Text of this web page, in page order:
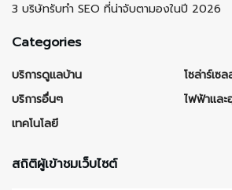
3 บริษัทรับทำ SEO ที่น่าจับตามองในปี 2026
Categories
บริการดูแลบ้าน
บริการอื่นๆ
เทคโนโลยี
โซล่าร์เซ
ไฟฟ้าแล
สถิติผู้เข้าชมเว็บไซต์